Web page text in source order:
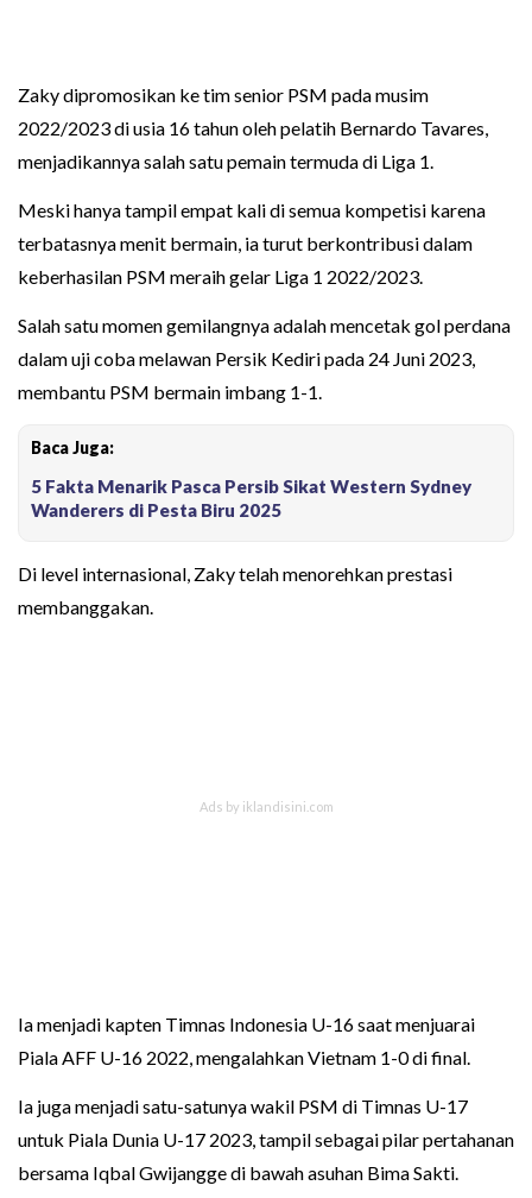
Zaky dipromosikan ke tim senior PSM pada musim
2022/2023 di usia 16 tahun oleh pelatih Bernardo Tavares,
menjadikannya salah satu pemain termuda di Liga 1.
Meski hanya tampil empat kali di semua kompetisi karena
terbatasnya menit bermain, ia turut berkontribusi dalam
keberhasilan PSM meraih gelar Liga 1 2022/2023.
Salah satu momen gemilangnya adalah mencetak gol perdana
dalam uji coba melawan Persik Kediri pada 24 Juni 2023,
membantu PSM bermain imbang 1-1.
Baca Juga:
5 Fakta Menarik Pasca Persib Sikat Western Sydney
Wanderers di Pesta Biru 2025
Di level internasional, Zaky telah menorehkan prestasi
membanggakan.
Ia menjadi kapten Timnas Indonesia U-16 saat menjuarai
Piala AFF U-16 2022, mengalahkan Vietnam 1-0 di final.
Ia juga menjadi satu-satunya wakil PSM di Timnas U-17
untuk Piala Dunia U-17 2023, tampil sebagai pilar pertahanan
bersama Iqbal Gwijangge di bawah asuhan Bima Sakti.